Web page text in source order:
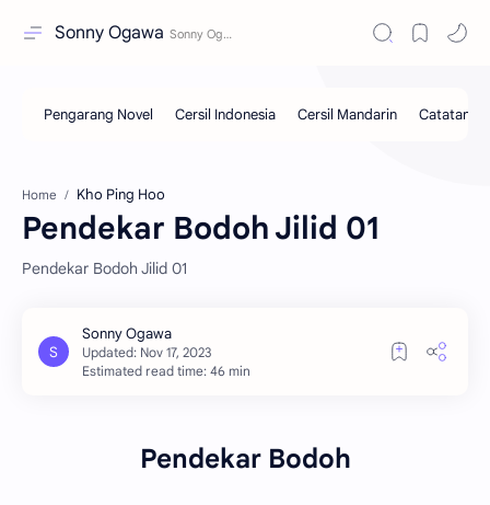
Sonny Ogawa
Home Kho Ping Hoo
Pendekar Bodoh Jilid 01
Pendekar Bodoh Jilid 01
Estimated read time: 46 min
Pendekar Bodoh